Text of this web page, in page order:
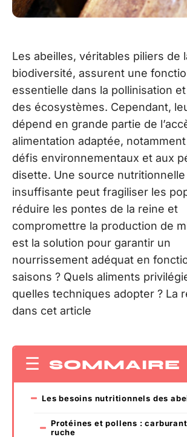
Les abeilles, véritables piliers de
biodiversité, assurent une
essentielle dans la pollinisation et
des écosystèmes. Cependant,
dépend en grande partie de
alimentation adaptée,
défis environnementaux et aux
disette. Une source nutritionnelle
insuffisante peut fragiliser les
réduire les pontes de la reine et
compromettre la production de
est la solution pour garantir un
nourrissement adéquat en
saisons ? Quels aliments
quelles techniques adopter ? La
dans cet article
SOMMAIRE
Les besoins nutritionnels des
Protéines et pollens :
ruche